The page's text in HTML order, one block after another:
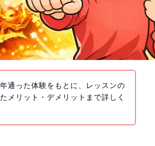
通った体験をもとに、レッスンの
メリット・デメリットまで詳しく